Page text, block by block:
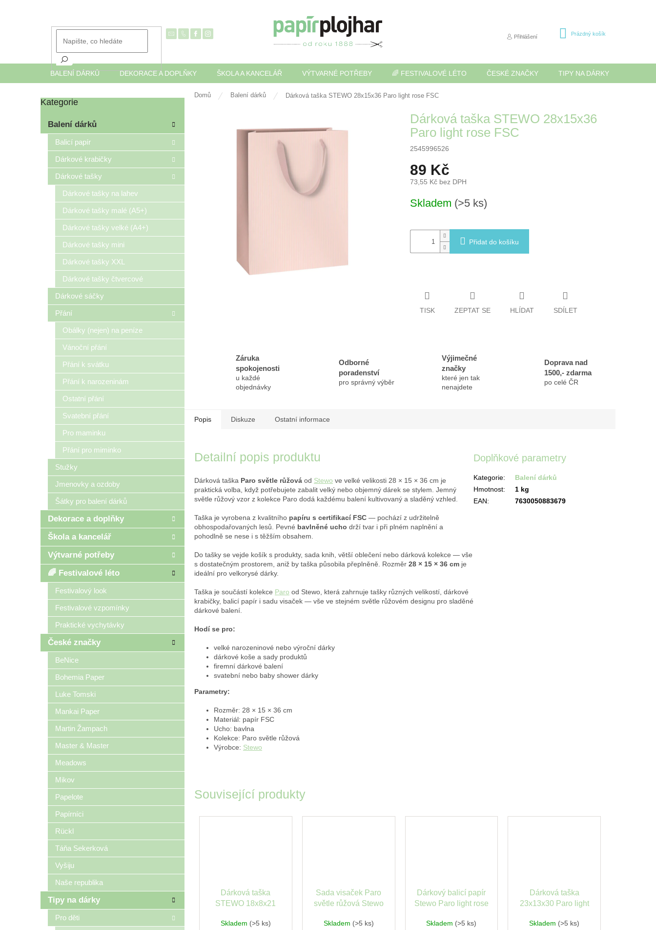
Přihlášení
NÁKUPNÍ
Prázdný košík
BALENÍ DÁRKŮ DEKORACE A DOPLŇKY ŠKOLA A KANCELÁŘ VÝTVARNÉ POTŘEBY 🌈 FESTIVALOVÉ LÉTO ČESKÉ ZNAČKY TIPY NA DÁRKY
Domů Balení dárků Dárková taška STEWO 28x15x36 Paro light rose FSC
P
Přeskočit
Kategorie
Balení dárků
Balicí papír
Dárkové krabičky
Dárkové tašky
Dárkové tašky na lahev
Dárkové tašky malé (A5+)
Dárkové tašky velké (A4+)
Dárkové tašky mini
Dárkové tašky XXL
Dárkové tašky čtvercové
Dárkové sáčky
Přání
Obálky (nejen) na peníze
Vánoční přání
Přání k svátku
Přání k narozeninám
Ostatní přání
Svatební přání
Pro maminku
Přání pro miminko
Stužky
Jmenovky a ozdoby
Šátky pro balení dárků
Dekorace a doplňky
Škola a kancelář
Výtvarné potřeby
🌈 Festivalové léto
Festivalový look
Festivalové vzpomínky
Praktické vychytávky
České značky
BeNice
Bohemia Paper
Luke Tomski
Mankai Paper
Martin Žampach
Master & Master
Meadows
Mikov
Papelote
Papírníci
Rückl
Táňa Sekerková
Vyšiju
Naše republika
Tipy na dárky
Pro děti
Dárková taška STEWO 28x15x36
Paro light rose FSC
2545996526
89 Kč
73,55 Kč bez DPH
cena:
Skladem (>5 ks)
Přidat do košíku
TISK ZEPTAT SE HLÍDAT SDÍLET
Záruka
spokojenosti
u každé
objednávky
Odborné
poradenství
pro správný výběr
Výjimečné
značky
které jen tak
nenajdete
Doprava nad
1500,- zdarma
po celé ČR
Související produkty
Dárková taška
STEWO 18x8x21
Skladem (>5 ks)
Sada visaček Paro
světle růžová Stewo
Skladem (>5 ks)
Dárkový balicí papír
Stewo Paro light rose
Skladem (>5 ks)
Dárková taška
23x13x30 Paro light
Skladem (>5 ks)
Popis Diskuze Ostatní informace
Detailní popis produktu
Dárková taška Paro světle růžová od Stewo ve velké velikosti 28 × 15 × 36 cm je
praktická volba, když potřebujete zabalit velký nebo objemný dárek se stylem. Jemný
světle růžový vzor z kolekce Paro dodá každému balení kultivovaný a sladěný vzhled.
Taška je vyrobena z kvalitního papíru s certifikací FSC — pochází z udržitelně
obhospodařovaných lesů. Pevné bavlněné ucho drží tvar i při plném naplnění a
pohodlně se nese i s těžším obsahem.
Do tašky se vejde košík s produkty, sada knih, větší oblečení nebo dárková kolekce — vše
s dostatečným prostorem, aniž by taška působila přeplněně. Rozměr 28 × 15 × 36 cm je
ideální pro velkorysé dárky.
Taška je součástí kolekce Paro od Stewo, která zahrnuje tašky různých velikostí, dárkové
krabičky, balicí papír i sadu visaček — vše ve stejném světle růžovém designu pro sladěné
dárkové balení.
Hodí se pro:
velké narozeninové nebo výroční dárky
dárkové koše a sady produktů
firemní dárkové balení
svatební nebo baby shower dárky
Parametry:
Rozměr: 28 × 15 × 36 cm
Materiál: papír FSC
Ucho: bavlna
Kolekce: Paro světle růžová
Výrobce: Stewo
Doplňkové parametry
Kategorie:
Balení dárků
Hmotnost:
1 kg
EAN: 7630050883679